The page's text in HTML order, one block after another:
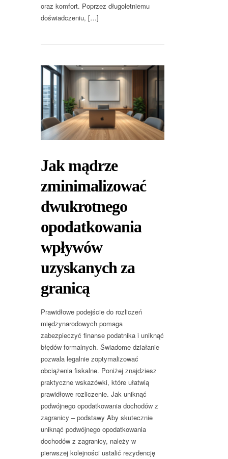
oraz komfort. Poprzez długoletniemu
doświadczeniu, […]
Jak mądrze
zminimalizować
dwukrotnego
opodatkowania
wpływów
uzyskanych za
granicą
Prawidłowe podejście do rozliczeń
międzynarodowych pomaga
zabezpieczyć finanse podatnika i uniknąć
błędów formalnych. Świadome działanie
pozwala legalnie zoptymalizować
obciążenia fiskalne. Poniżej znajdziesz
praktyczne wskazówki, które ułatwią
prawidłowe rozliczenie. Jak uniknąć
podwójnego opodatkowania dochodów z
zagranicy – podstawy Aby skutecznie
uniknąć podwójnego opodatkowania
dochodów z zagranicy, należy w
pierwszej kolejności ustalić rezydencję